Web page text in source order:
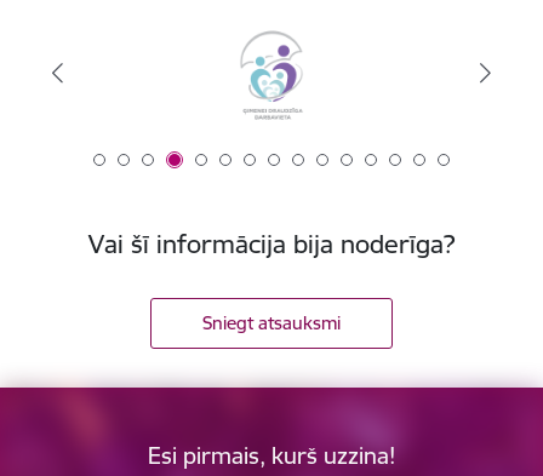
Vai šī informācija bija noderīga?
Sniegt atsauksmi
Esi pirmais, kurš uzzina!